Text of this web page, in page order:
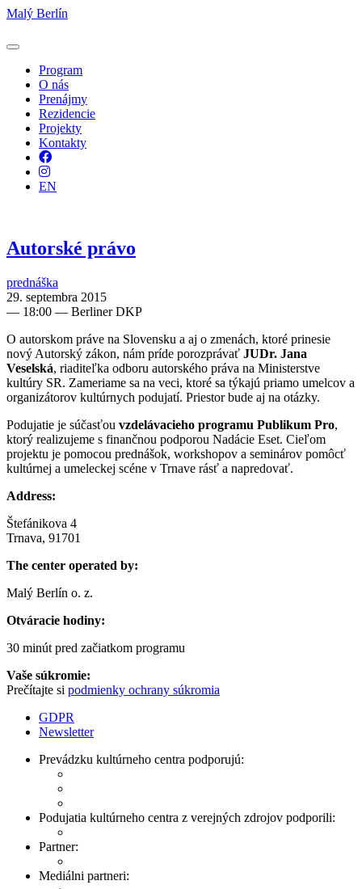
Malý Berlín
Program
O nás
Prenájmy
Rezidencie
Projekty
Kontakty
Facebook
Instagram
EN
Autorské právo
prednáška
29. septembra 2015
— 18:00 — Berliner DKP
O autorskom práve na Slovensku a aj o zmenách, ktoré prinesie
nový Autorský zákon, nám príde porozprávať JUDr. Jana
Veselská, riaditeľka odboru autorského práva na Ministerstve
kultúry SR. Zameriame sa na veci, ktoré sa týkajú priamo umelcov a
organizátorov kultúrnych podujatí. Priestor bude aj na otázky.
Podujatie je súčasťou vzdelávacieho programu Publikum Pro,
ktorý realizujeme s finančnou podporou Nadácie Eset. Cieľom
projektu je pomocou prednášok, workshopov a seminárov pomôcť
kultúrnej a umeleckej scéne v Trnave rásť a napredovať.
Address:
Štefánikova 4
Trnava, 91701
The center operated by:
Malý Berlín o. z.
Otváracie hodiny:
30 minút pred začiatkom programu
Vaše súkromie:
Prečítajte si podmienky ochrany súkromia
GDPR
Newsletter
Prevádzku kultúrneho centra podporujú:
Podujatia kultúrneho centra z verejných zdrojov podporili:
Partner:
Mediálni partneri: